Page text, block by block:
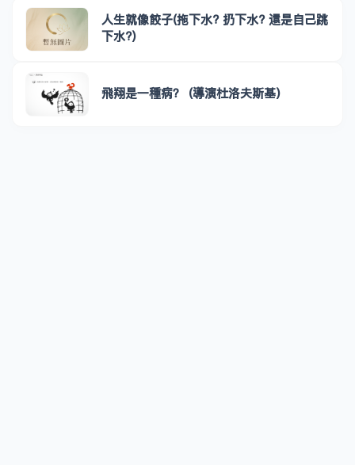
人生就像餃子(拖下水? 扔下水? 還是自己跳
下水?)
飛翔是一種病？ (導演杜洛夫斯基)